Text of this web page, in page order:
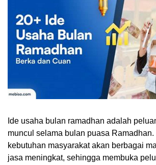
Ide usaha bulan ramadhan adalah
muncul selama bulan puasa
kebutuhan masyarakat akan berbagai
jasa meningkat, sehingga membuka